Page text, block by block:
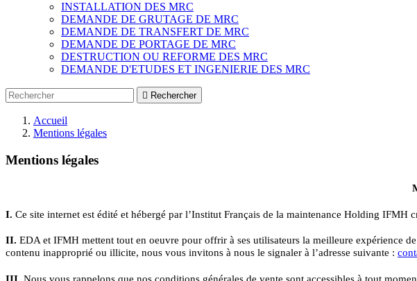
INSTALLATION DES MRC
DEMANDE DE GRUTAGE DE MRC
DEMANDE DE TRANSFERT DE MRC
DEMANDE DE PORTAGE DE MRC
DESTRUCTION OU REFORME DES MRC
DEMANDE D'ETUDES ET INGENIERIE DES MRC
 Rechercher
Accueil
Mentions légales
Mentions légales
I. Ce site internet est édité et hébergé par l’Institut Français de la maintenance Holding IFMH
II. EDA et IFMH mettent tout en oeuvre pour offrir à ses utilisateurs la meilleure expérience
contenu inapproprié ou illicite, nous vous invitons à nous le signaler à l’adresse suivante :